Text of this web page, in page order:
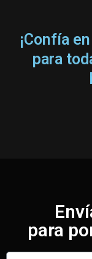
¡Confía
para
para